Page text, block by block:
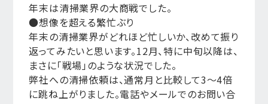
年末は清掃業界の大商戦でした。
●想像を超える繁忙ぶり
年末の清掃業界がどれほど忙しいか、改めて振り
返ってみたいと思います。12月、特に中旬以降は、
まさに「戦場」のような状況でした。
弊社への清掃依頼は、通常月と比較して3〜4倍
に跳ね上がりました。電話やメールでのお問い合